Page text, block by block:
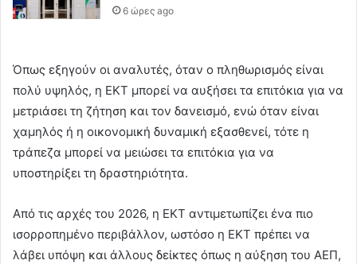
6 ώρες ago
Όπως εξηγούν οι αναλυτές, όταν ο πληθωρισμός είναι
πολύ υψηλός, η ΕΚΤ μπορεί να αυξήσει τα επιτόκια για να
μετριάσει τη ζήτηση και τον δανεισμό, ενώ όταν είναι
χαμηλός ή η οικονομική δυναμική εξασθενεί, τότε η
τράπεζα μπορεί να μειώσει τα επιτόκια για να
υποστηρίξει τη δραστηριότητα.
Από τις αρχές του 2026, η ΕΚΤ αντιμετωπίζει ένα πιο
ισορροπημένο περιβάλλον, ωστόσο η ΕΚΤ πρέπει να
λάβει υπόψη και άλλους δείκτες όπως η αύξηση του ΑΕΠ,